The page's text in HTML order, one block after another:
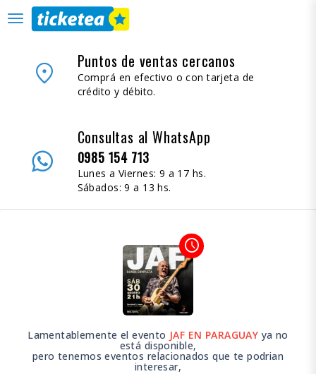
desplegar
navegación
place Puntos de ventas cercanos
Comprá en efectivo o con tarjeta de
crédito y débito.
Consultas al WhatsApp
0985 154 713
Lunes a Viernes: 9 a 17 hs.
Sábados: 9 a 13 hs.
access_time
Lamentablemente el evento JAF EN PARAGUAY ya no
está disponible,
pero tenemos eventos relacionados que te podrian
interesar,